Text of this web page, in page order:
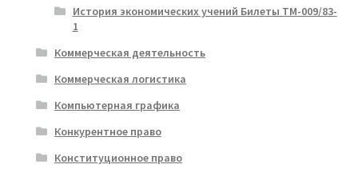
История экономических учений Билеты ТМ-009/83-
1
Коммерческая деятельность
Коммерческая логистика
Компьютерная графика
Конкурентное право
Конституционное право